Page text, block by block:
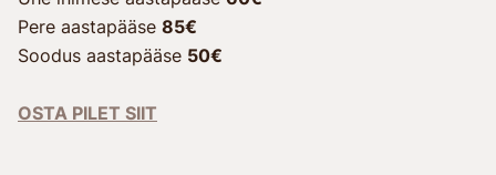
Pere aastapääse 85€
Soodus aastapääse 50€
OSTA PILET SIIT